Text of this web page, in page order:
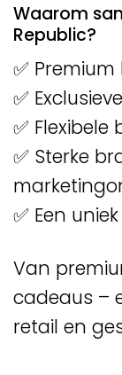
Waarom
Republic?
✅
✅
✅
✅ Sterke
✅ Een
Van
cadeaus –
retail en